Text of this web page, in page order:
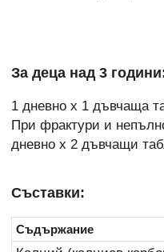
За деца над 3
1 дневно х 1 дъвчаща
При фрактури и
дневно х 2 дъвчащи
Съставки:
Съдържание